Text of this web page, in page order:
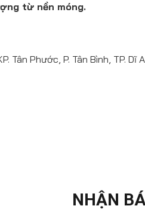
từ nền móng.
Tân Phước, P. Tân Bình, TP. Dĩ
NHẬN